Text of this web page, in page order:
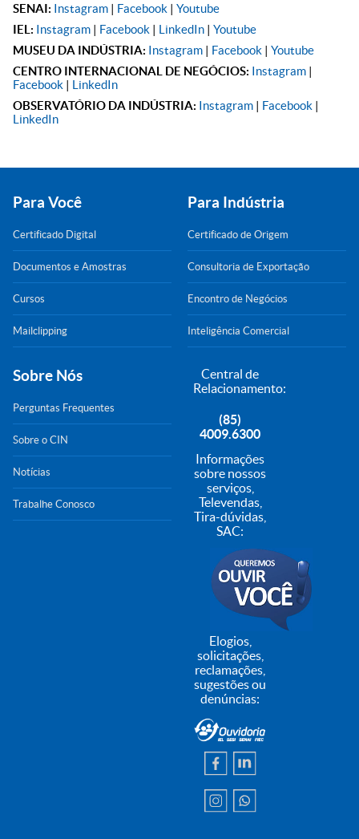
SENAI: Instagram | Facebook | Youtube
IEL: Instagram | Facebook | LinkedIn | Youtube
MUSEU DA INDÚSTRIA: Instagram | Facebook | Youtube
CENTRO INTERNACIONAL DE NEGÓCIOS: Instagram |
Facebook | LinkedIn
OBSERVATÓRIO DA INDÚSTRIA: Instagram | Facebook |
LinkedIn
Para Você
Certificado Digital
Documentos e Amostras
Cursos
Mailclipping
Para Indústria
Certificado de Origem
Consultoria de Exportação
Encontro de Negócios
Inteligência Comercial
Sobre Nós
Perguntas Frequentes
Sobre o CIN
Notícias
Trabalhe Conosco
Central de
Relacionamento:
(85)
4009.6300
Informações
sobre nossos
serviços,
Televendas,
Tira-dúvidas,
SAC:
Elogios,
solicitações,
reclamações,
sugestões ou
denúncias: